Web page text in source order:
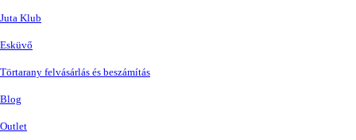
Juta Klub
Esküvő
Törtarany felvásárlás és beszámítás
Blog
Outlet